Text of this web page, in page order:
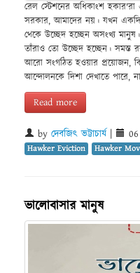
রেল স্টেশনের অধিকাংশ
সরকার, আমাদের নয়। যখন
থেকে উচ্ছেদ হচ্ছেন অসংখ্য
তাঁরাও তো উচ্ছেদ হচ্ছেন।
আরো সংগঠিত হওয়ার প্রয়োজন,
আন্দোলনকে দিশা দেখাতে পারে,
Read more
by দেবজিৎ ভট্টাচার্য
Hawker Eviction Hawker
ভালোবাসার মানুষ